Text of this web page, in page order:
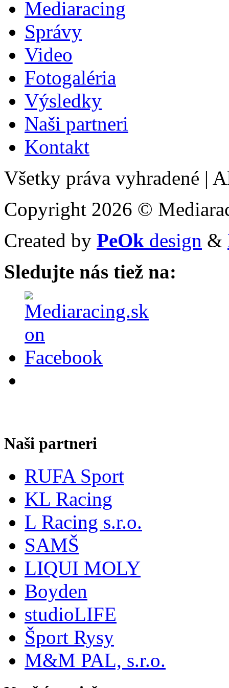
Mediaracing
Správy
Video
Fotogaléria
Výsledky
Naši partneri
Kontakt
Všetky práva vyhradené |
Copyright 2026 ©
Created by PeOk design &
Sledujte nás tiež na:
Naši partneri
RUFA Sport
KL Racing
L Racing s.r.o.
SAMŠ
LIQUI MOLY
Boyden
studioLIFE
Šport Rysy
M&M PAL, s.r.o.